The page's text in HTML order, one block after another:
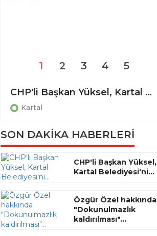
CHP'li Başkan Yüksel, Kartal Belediyesi'ni Faizle batırdı.
Kartal
1 2 3 4 5
SON DAKİKA HABERLERİ
CHP'li Başkan Yüksel,
Kartal Belediyesi'ni...
Özgür Özel hakkında
"Dokunulmazlık
kaldırılması"...